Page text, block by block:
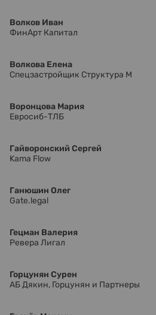
Волков Иван
ФинАрт Капитал
Волкова Елена
Спецзастройщик Структура М
Воронцова Мария
Евросиб-ТЛБ
Гайворонский Сергей
Kama Flow
Ганюшин Олег
Gate.legal
Гецман Валерия
Ревера Лигал
Горцунян Сурен
АБ Дякин, Горцунян и Партнеры